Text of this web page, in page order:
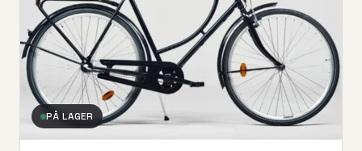
PÅ LAGER